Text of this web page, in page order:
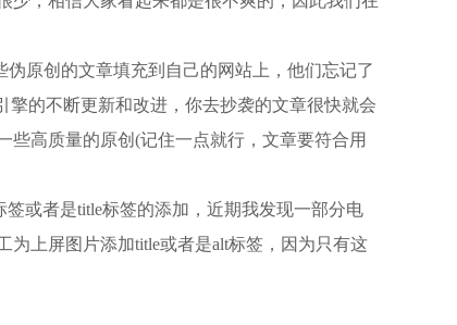
原创的文章填充到自己的网站上，他们忘记了
擎的不断更新和改进，你去抄袭的文章很快就会
高质量的原创(记住一点就行，文章要符合用
或者是title标签的添加，近期我发现一部分电
上屏图片添加title或者是alt标签，因为只有这